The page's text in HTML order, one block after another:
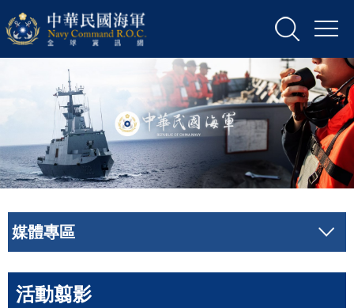
媒體專區
活動翦影